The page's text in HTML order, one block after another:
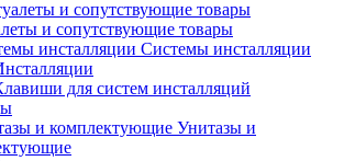
и сопутствующие товары
Системы инсталляции
для систем инсталляций
Унитазы и